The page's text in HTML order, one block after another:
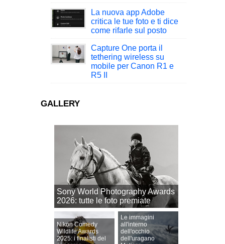
La nuova app Adobe
critica le tue foto e ti dice
come rifarle sul posto
Capture One porta il
tethering wireless su
mobile per Canon R1 e
R5 II
GALLERY
Sony World Photography Awards
2026: tutte le foto premiate
Nikon Comedy
Wildlife Awards
2025: i finalisti del
Le immagini
all'interno
dell'occhio
dell'uragano